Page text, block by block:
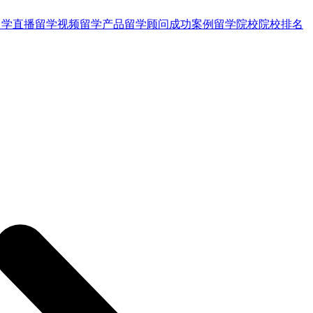
直播留学视频留学产品留学顾问 成功案例 留学院校院校排名